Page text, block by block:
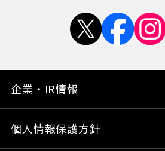
企業・IR情報
個人情報保護方針